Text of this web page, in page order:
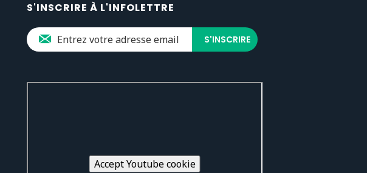
S'INSCRIRE À L'INFOLETTRE
Accept Youtube cookie